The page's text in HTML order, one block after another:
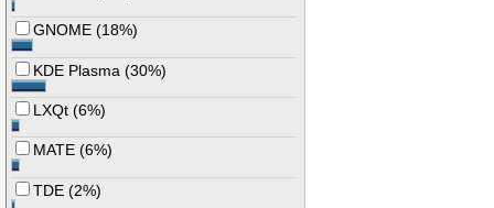
GNOME (18%)
KDE Plasma (30%)
LXQt (6%)
MATE (6%)
TDE (2%)